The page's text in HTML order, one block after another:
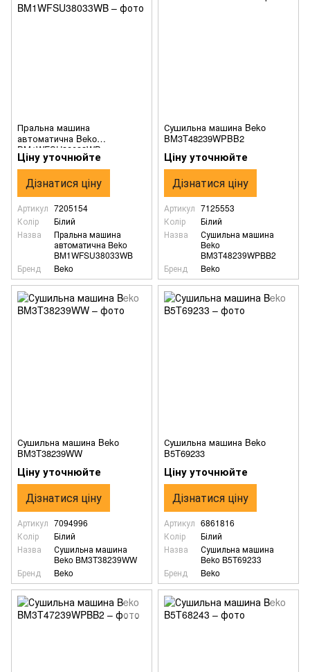
Пральна машина
автоматична Beko
BM1WFSU38033WB
Ціну уточнюйте
Дізнатися ціну
Артикул 7205154
Колір
Білий
Назва
Пральна машина
автоматична Beko
BM1WFSU38033WB
Бренд
Beko
Сушильна машина Beko
BM3T48239WPBB2
Ціну уточнюйте
Дізнатися ціну
Артикул 7125553
Колір
Білий
Назва
Сушильна машина
Beko
BM3T48239WPBB2
Бренд
Beko
Сушильна машина Beko
BM3T38239WW
Ціну уточнюйте
Дізнатися ціну
Артикул 7094996
Колір
Білий
Назва
Сушильна машина
Beko BM3T38239WW
Бренд
Beko
Сушильна машина Beko
B5T69233
Ціну уточнюйте
Дізнатися ціну
Артикул 6861816
Колір
Білий
Назва
Сушильна машина
Beko B5T69233
Бренд
Beko